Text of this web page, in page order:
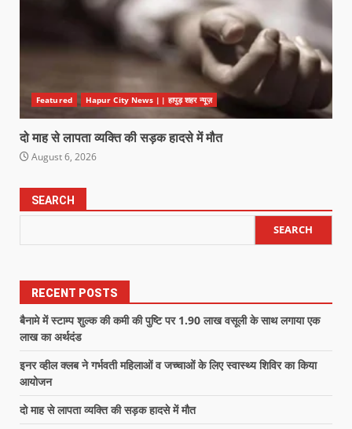
Featured Hapur City News || हापुड़ शहर न्यूज़
दो माह से लापता व्यक्ति की सड़क हादसे में मौत
August 6, 2026
SEARCH
SEARCH
RECENT POSTS
बैनामे में स्टाम्प शुल्क की कमी की पुष्टि पर 1.90 लाख वसूली के साथ लगाया एक
लाख का अर्थदंड
इनर व्हील क्लब ने गर्भवती महिलाओं व जच्चाओं के लिए स्वास्थ्य शिविर का किया
आयोजन
दो माह से लापता व्यक्ति की सड़क हादसे में मौत